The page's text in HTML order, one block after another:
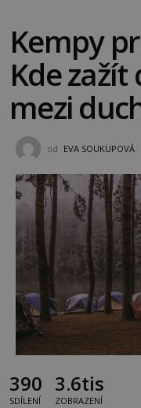
Kempy
Kde
mezi
od EVA SOUKUPOVÁ
390
SDÍLENÍ
3.6tis
ZOBRAZENÍ